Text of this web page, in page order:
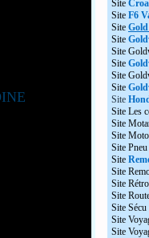
Site
Site F6
Site
Site
Site
Site
Site
Site
Site
Site Les
Site
Site
Site
Site
Site
Site
Site
Site
Site
Site